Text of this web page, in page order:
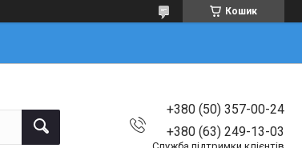
Кошик
+380 (50) 357-00-24
+380 (63) 249-13-03